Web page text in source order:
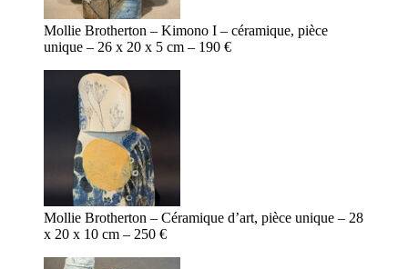
Mollie Brotherton – Kimono I – céramique, pièce
unique – 26 x 20 x 5 cm – 190 €
Mollie Brotherton – Céramique d’art, pièce unique – 28
x 20 x 10 cm – 250 €